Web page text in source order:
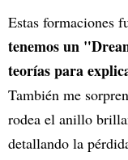
Estas formaciones
tenemos un
teorías para
También me
rodea el anillo
detallando la